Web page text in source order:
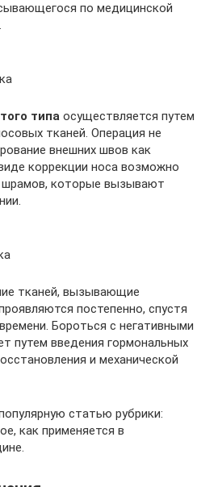
по медицинской
типа осуществляется путем
тканей. Операция не
внешних швов как
коррекции носа возможно
шрамов, которые вызывают
тканей, вызывающие
постепенно, спустя
Бороться с негативными
путем введения гормональных
и механической
статью рубрики:
как применяется в